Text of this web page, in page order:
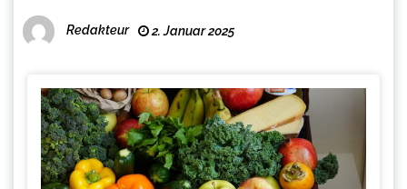
Redakteur 2. Januar 2025